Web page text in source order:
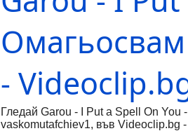
-
Гледай Garou - I Put a Spell On
vaskomutafchiev1, във Videoclip.bg